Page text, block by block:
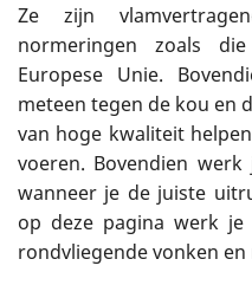
Ze zijn
normeringen zoals
Europese Unie.
meteen tegen de kou en
van hoge kwaliteit
voeren. Bovendien
wanneer je de juiste
op deze pagina werk
rondvliegende vonken